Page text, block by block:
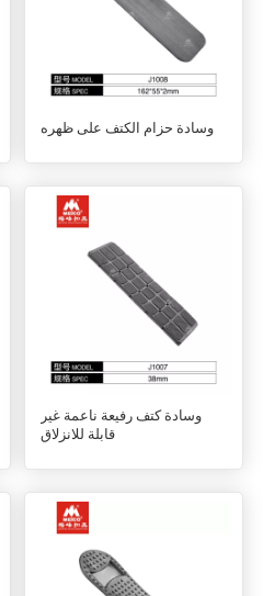
وسادة حزام الكتف على ظهره
وسادة كتف رفيعة ناعمة غير
قابلة للانزلاق